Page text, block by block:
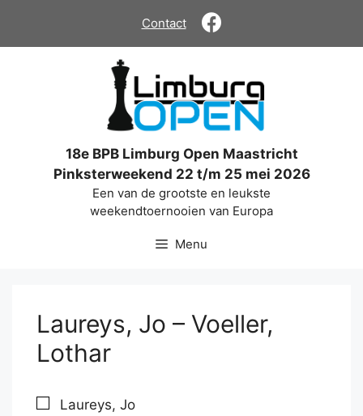
de
Contact
18e BPB Limburg Open Maastricht
Pinksterweekend 22 t/m 25 mei 2026
Een van de grootste en leukste
weekendtoernooien van Europa
Menu
Laureys, Jo – Voeller,
Lothar
Laureys, Jo